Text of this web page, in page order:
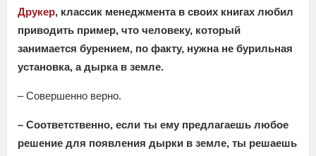
Друкер, классик менеджмента в своих книгах любил
приводить пример, что человеку, который
занимается бурением, по факту, нужна не бурильная
установка, а дырка в земле.
– Совершенно верно.
– Соответственно, если ты ему предлагаешь любое
решение для появления дырки в земле, ты решаешь